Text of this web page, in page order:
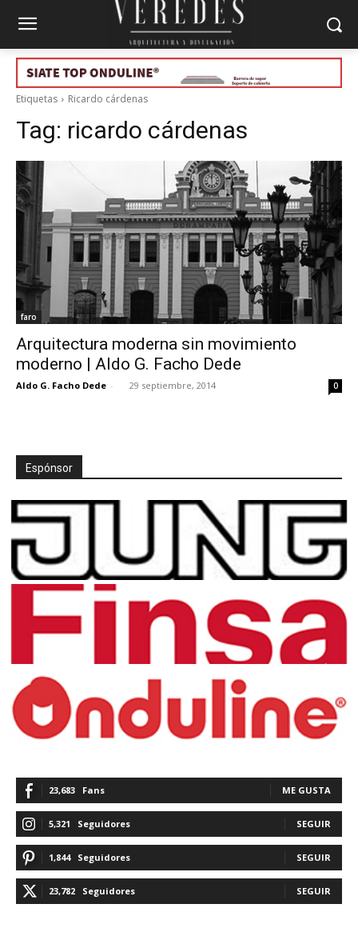
Etiquetas Ricardo cárdenas
Tag: ricardo cárdenas
faro
Arquitectura moderna sin movimiento
moderno | Aldo G. Facho Dede
Aldo G. Facho Dede - 29 septiembre, 2014 0
Espónsor
23,683 Fans ME GUSTA
5,321 Seguidores SEGUIR
1,844 Seguidores SEGUIR
23,782 Seguidores SEGUIR